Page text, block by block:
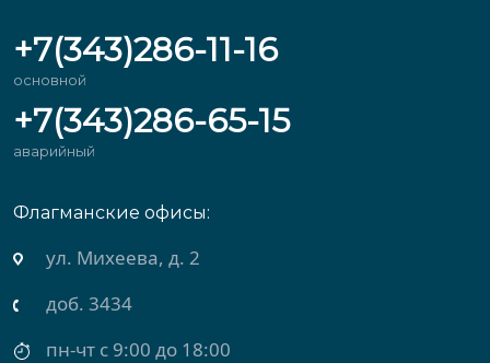
+7(343)286-11-16
основной
+7(343)286-65-15
аварийный
Флагманские офисы:
ул. Михеева, д. 2
доб. 3434
пн-чт с 9:00 до 18:00